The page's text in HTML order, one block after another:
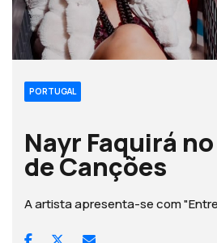
PORTUGAL
Nayr Faquirá
de Canções
A artista apresenta-se com